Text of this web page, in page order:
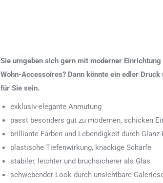
Sie umgeben sich gern mit moderner
Wohn-Accessoires? Dann könnte ein edler
für Sie sein.
exklusiv-elegante Anmutung
passt besonders gut zu modernen, schicken
brilliante Farben und Lebendigkeit durch
plastische Tiefenwirkung, knackige Schärfe
stabiler, leichter und bruchsicherer als Glas
schwebender Look durch unsichtbare